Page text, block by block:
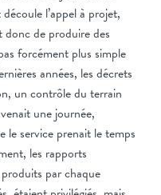
l’appel à projet,
donc de produire des
forcément plus simple
années, les décrets
un contrôle du terrain
une journée,
le service prenait le temps
les rapports
par chaque